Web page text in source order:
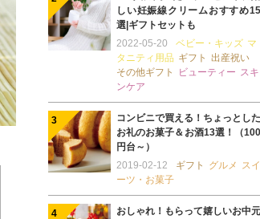
しい妊娠線クリームおすすめ15
選|ギフトセットも
2022-05-20
ベビー・キッズ マ
タニティ用品 ギフト 出産祝い
その他ギフト
ビューティー スキ
ンケア
コンビニで買える！ちょっとした
お礼のお菓子＆お酒13選！（100
円台～）
2019-02-12
ギフト グルメ スイ
ーツ・お菓子
おしゃれ！もらって嬉しいお中元